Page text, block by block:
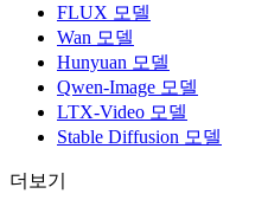
FLUX 모델
Wan 모델
Hunyuan 모델
Qwen-Image 모델
LTX-Video 모델
Stable Diffusion 모델
더보기